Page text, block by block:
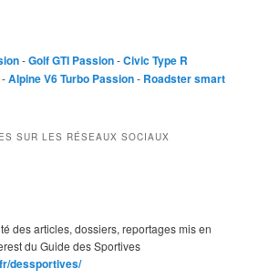
-Golf GTI Passion-Civic Type R
-Alpine V6 Turbo Passion- Roadster smart
SUR LES RÉSEAUX SOCIAUX
des articles, dossiers, reportages mis en
du Guide des Sportives
dessportives/